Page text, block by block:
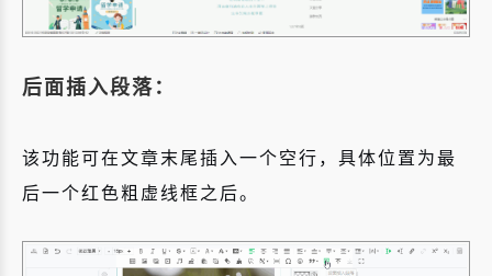
后面插入段落：
该功能可在文章末尾插入一个空行，具体位置为最
后一个红色粗虚线框之后。